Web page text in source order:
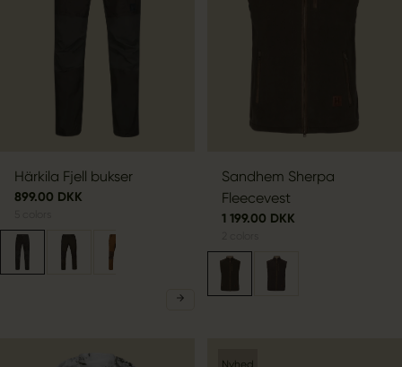
Härkila Fjell bukser
899.00 DKK
Sandhem Sherpa
Fleecevest
1 199.00 DKK
Nyhed